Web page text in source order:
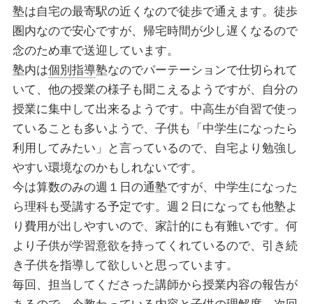
塾は自宅の最寄駅の近くなので徒歩で通えます。徒歩
圏内なので安心ですが、帰宅時間が少し遅くなるので
念のため車で送迎しています。
塾内は個別指導塾なのでパーテーションで仕切られて
いて、他の授業の様子も聞こえるようですが、自分の
授業に集中して出来るようです。中高生が自習で使っ
ていることも多いようで、子供も「中学生になったら
利用してみたい」と言っているので、自宅より勉強し
やすい環境なのかもしれないです。
今は算数のみの週１日の通塾ですが、中学生になった
ら理科も受講する予定です。週２日になっても他塾よ
り費用が出しやすいので、家計的にも有難いです。何
より子供が学習意欲を持ってくれているので、引き続
き子供を指導して欲しいと思っています。
毎回、担当してくださった講師から授業内容の報告が